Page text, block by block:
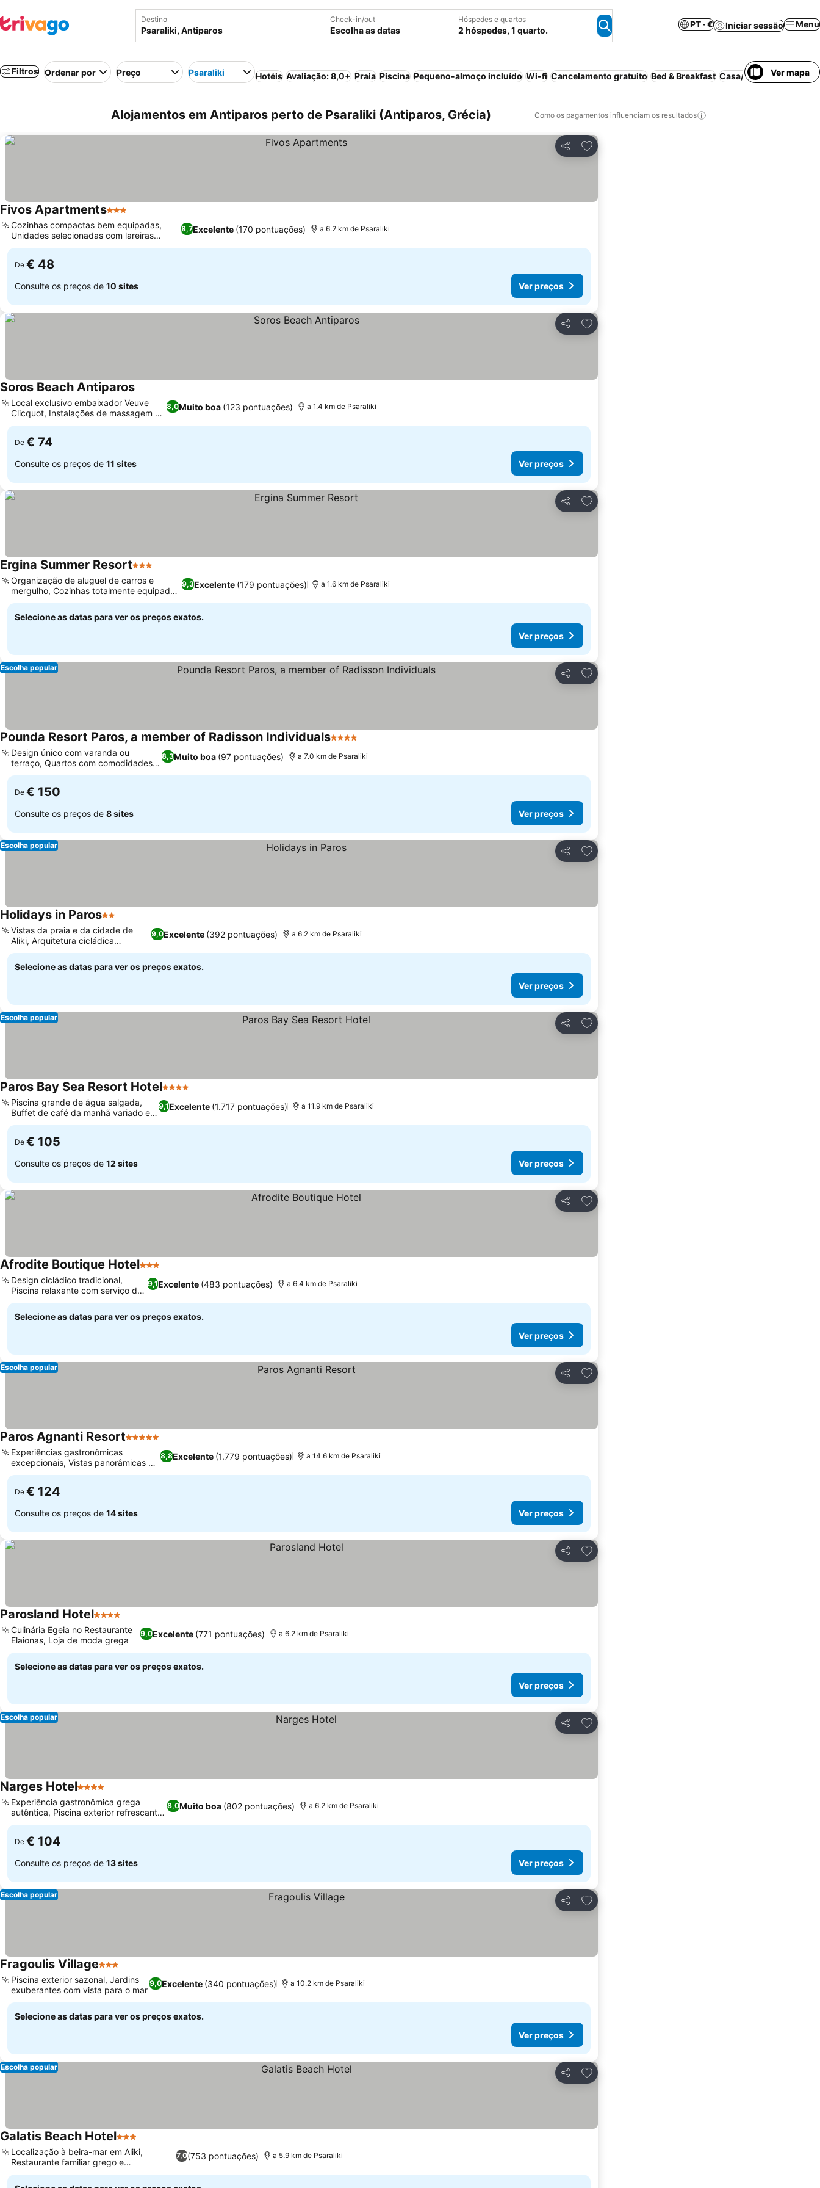
Destino Check-in/out
Escolha as datas
Hóspedes e quartos
2 hóspedes, 1 quarto.
PT · € Iniciar sessão Menu
Filtros Ordenar por Preço Psaraliki Hotéis Avaliação: 8,0+ Praia Piscina Pequeno-almoço incluído Wi-fi Cancelamento gratuito Bed & Breakfast Casa/apartamento
Ver mapa
Alojamentos em Antiparos perto de Psaraliki (Antiparos, Grécia) Como os pagamentos influenciam os resultados
Partilhar
Adicionar aos favoritos
Fivos Apartments3 Estrelas
8,7Excelente (170 pontuações)
Cozinhas compactas bem equipadas,
Unidades selecionadas com lareiras
aconchegantes
a 6.2 km de Psaraliki
De € 48
Consulte os preços de 10 sites Ver preços
Partilhar
Adicionar aos favoritos
Soros Beach Antiparos
8,0Muito boa (123 pontuações)
Local exclusivo embaixador Veuve
Clicquot, Instalações de massagem no
local
a 1.4 km de Psaraliki
De € 74
Consulte os preços de 11 sites Ver preços
Partilhar
Adicionar aos favoritos
Ergina Summer Resort3 Estrelas
9,3Excelente (179 pontuações)
Organização de aluguel de carros e
mergulho, Cozinhas totalmente equipadas
nos quartos
a 1.6 km de Psaraliki
Selecione as datas para ver os preços exatos.
Ver preços
Partilhar
Adicionar aos favoritos
Escolha popular
Pounda Resort Paros, a member of Radisson Individuals4 Estrelas
8,3Muito boa (97 pontuações)
Design único com varanda ou
terraço, Quartos com comodidades
práticas
a 7.0 km de Psaraliki
De € 150
Consulte os preços de 8 sites Ver preços
Partilhar
Adicionar aos favoritos
Escolha popular
Holidays in Paros2 Estrelas
9,0Excelente (392 pontuações)
Vistas da praia e da cidade de
Aliki, Arquitetura cicládica
tradicional
a 6.2 km de Psaraliki
Selecione as datas para ver os preços exatos.
Ver preços
Partilhar
Adicionar aos favoritos
Escolha popular
Paros Bay Sea Resort Hotel4 Estrelas
9,1Excelente (1.717 pontuações)
Piscina grande de água salgada,
Buffet de café da manhã variado e
farto
a 11.9 km de Psaraliki
De € 105
Consulte os preços de 12 sites Ver preços
Partilhar
Adicionar aos favoritos
Afrodite Boutique Hotel3 Estrelas
9,1Excelente (483 pontuações)
Design cicládico tradicional,
Piscina relaxante com serviço de
bar
a 6.4 km de Psaraliki
Selecione as datas para ver os preços exatos.
Ver preços
Partilhar
Adicionar aos favoritos
Escolha popular
Paros Agnanti Resort5 Estrelas
8,8Excelente (1.779 pontuações)
Experiências gastronômicas
excepcionais, Vistas panorâmicas do
Mar Egeu
a 14.6 km de Psaraliki
De € 124
Consulte os preços de 14 sites Ver preços
Partilhar
Adicionar aos favoritos
Parosland Hotel4 Estrelas
9,0Excelente (771 pontuações)
Culinária Egeia no Restaurante
Elaionas, Loja de moda grega
a 6.2 km de Psaraliki
Selecione as datas para ver os preços exatos.
Ver preços
Partilhar
Adicionar aos favoritos
Escolha popular
Narges Hotel4 Estrelas
8,0Muito boa (802 pontuações)
Experiência gastronômica grega
autêntica, Piscina exterior refrescante
com bar
a 6.2 km de Psaraliki
De € 104
Consulte os preços de 13 sites Ver preços
Partilhar
Adicionar aos favoritos
Escolha popular
Fragoulis Village3 Estrelas
9,0Excelente (340 pontuações)
Piscina exterior sazonal, Jardins
exuberantes com vista para o mar
a 10.2 km de Psaraliki
Selecione as datas para ver os preços exatos.
Ver preços
Partilhar
Adicionar aos favoritos
Escolha popular
Galatis Beach Hotel3 Estrelas
7,0(753 pontuações)
Localização à beira-mar em Aliki,
Restaurante familiar grego e
internacional
a 5.9 km de Psaraliki